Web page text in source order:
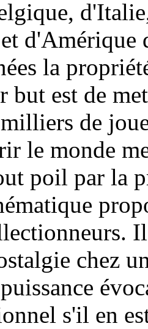
la
but est de
de
le monde
poil par la
chez
s'il en